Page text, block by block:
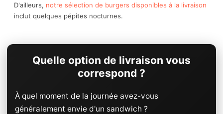
D'ailleurs, notre sélection de burgers disponibles à la livraison
inclut quelques pépites nocturnes.
Quelle option de livraison vous
correspond ?
À quel moment de la journée avez-vous
généralement envie d'un sandwich ?